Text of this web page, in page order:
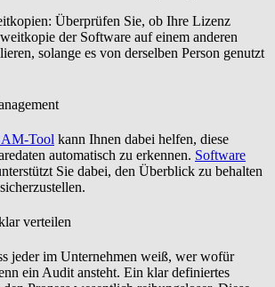
: Überprüfen Sie, ob Ihre Lizenz
der Software auf einem anderen
solange es von derselben Person genutzt
Tool kann Ihnen dabei helfen, diese
automatisch zu erkennen. Software
Sie dabei, den Überblick zu behalten
verteilen
jeder im Unternehmen weiß, wer wofür
ein Audit ansteht. Ein klar definiertes